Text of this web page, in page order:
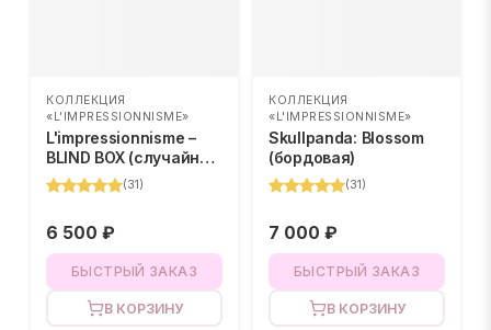
КОЛЛЕКЦИЯ
«L'IMPRESSIONNISME»
L'impressionnisme –
BLIND BOX (случайный
цвет)
(31 )
6 500 ₽
БЫСТРЫЙ ЗАКАЗ
В КОРЗИНУ
КОЛЛЕКЦИЯ
«L'IMPRESSIONNISME»
Skullpanda: Blossom
(бордовая)
(31 )
7 000 ₽
БЫСТРЫЙ ЗАКАЗ
В КОРЗИНУ